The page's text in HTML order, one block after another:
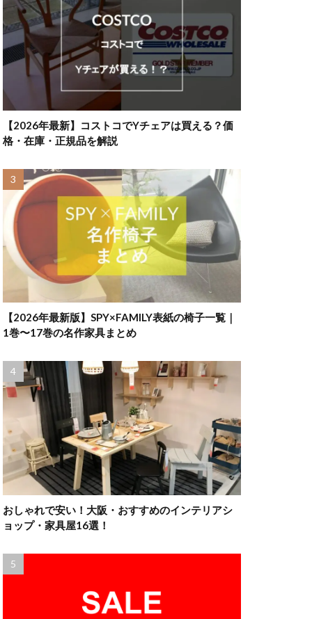
【2026年最新】コストコでYチェアは買える？価
格・在庫・正規品を解説
【2026年最新版】SPY×FAMILY表紙の椅子一覧｜
1巻〜17巻の名作家具まとめ
おしゃれで安い！大阪・おすすめのインテリアシ
ョップ・家具屋16選！